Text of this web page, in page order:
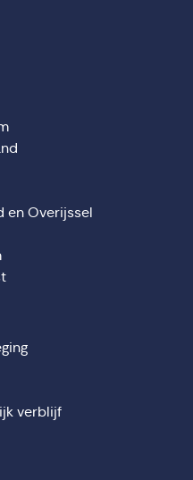
en Overijssel
verblijf